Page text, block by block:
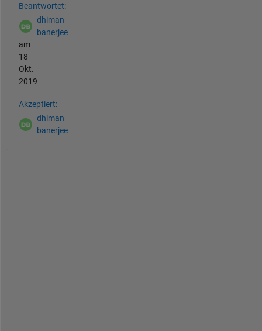
Beantwortet:
dhiman
banerjee
am
18
Okt.
2019
Akzeptiert:
dhiman
banerjee